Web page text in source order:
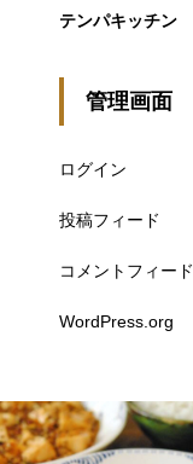
テンパキッチン
管理画面
ログイン
投稿フィード
コメントフィード
WordPress.org